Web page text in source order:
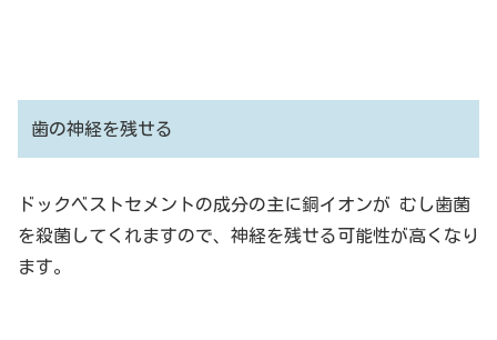
歯の神経を残せる
ドックベストセメントの成分の主に銅イオンが むし歯菌
を殺菌してくれますので、神経を残せる可能性が高くなり
ます。